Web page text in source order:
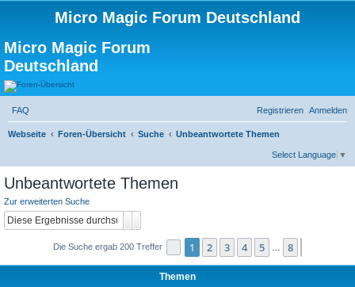
Micro Magic Forum Deutschland
Micro Magic Forum
Deutschland
FAQ Anmelden
Registrieren
Webseite Foren-Übersicht Suche Unbeantwortete Themen
Select Language ▼
Unbeantwortete Themen
Zur erweiterten Suche
Die Suche ergab 200 Treffer Seite 1von
1 2 3 4 5 8
Themen